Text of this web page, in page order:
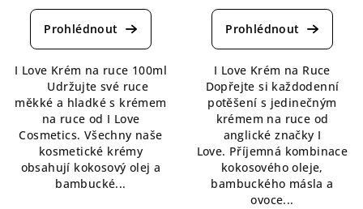
hodnocení
produktu
z
5
hvězdiček.
I Love Krém na ruce 100ml
Udržujte své ruce
měkké a hladké s krémem
na ruce od I Love
Cosmetics. Všechny naše
kosmetické krémy
obsahují kokosový olej a
bambucké...
I Love Krém na Ruce
Dopřejte si každodenní
potěšení s jedinečným
krémem na ruce od
anglické značky I
Love. Příjemná kombinace
kokosového oleje,
bambuckého másla a
ovoce...